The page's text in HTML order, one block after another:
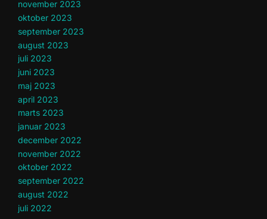
november 2023
oktober 2023
september 2023
august 2023
juli 2023
juni 2023
maj 2023
april 2023
marts 2023
januar 2023
december 2022
november 2022
oktober 2022
september 2022
august 2022
juli 2022